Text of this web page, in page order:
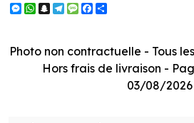
Messenger
WhatsApp
Snapchat
Telegram
Message
Facebook
Photo non contractuelle - Tous
Hors frais de livraison -
03/08/2026